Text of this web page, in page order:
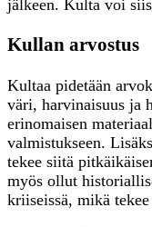
jälkeen. Kulta voi
Kullan arvostus
Kultaa pidetään
väri, harvinaisuus ja
erinomaisen
valmistukseen.
tekee siitä
myös ollut
kriiseissä, mikä